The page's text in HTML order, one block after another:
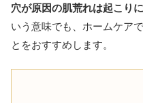
穴が原因の肌荒れは起こり
いう意味でも、ホームケア
とをおすすめします。